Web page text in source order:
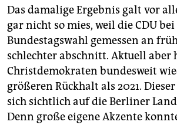
Das damalige Ergebnis galt vor
gar nicht so mies, weil die CDU
Bundestagswahl gemessen an
schlechter abschnitt. Aktuell aber
Christdemokraten bundesweit
größeren Rückhalt als 2021.
sich sichtlich auf die Berliner
Denn große eigene Akzente